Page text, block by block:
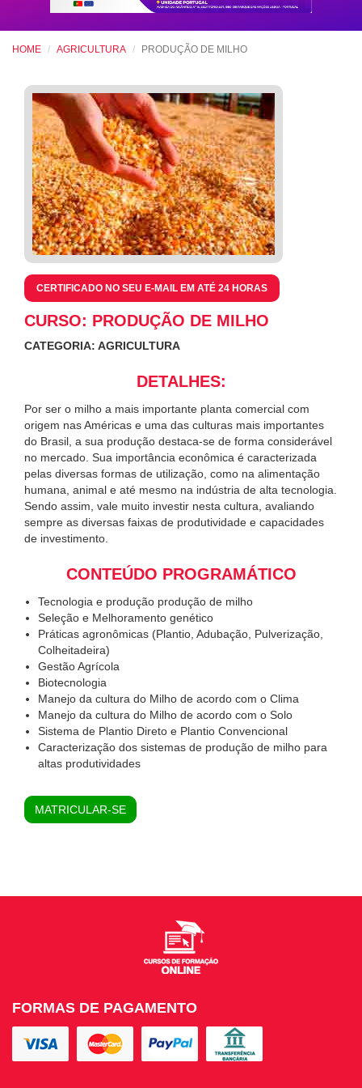
HOME AGRICULTURA PRODUÇÃO DE MILHO
CERTIFICADO NO SEU E-MAIL EM ATÉ 24 HORAS
CURSO: PRODUÇÃO DE MILHO
CATEGORIA: AGRICULTURA
DETALHES:
Por ser o milho a mais importante planta comercial com
origem nas Américas e uma das culturas mais importantes
do Brasil, a sua produção destaca-se de forma considerável
no mercado. Sua importância econômica é caracterizada
pelas diversas formas de utilização, como na alimentação
humana, animal e até mesmo na indústria de alta tecnologia.
Sendo assim, vale muito investir nesta cultura, avaliando
sempre as diversas faixas de produtividade e capacidades
de investimento.
CONTEÚDO PROGRAMÁTICO
Tecnologia e produção produção de milho
Seleção e Melhoramento genético
Práticas agronômicas (Plantio, Adubação, Pulverização,
Colheitadeira)
Gestão Agrícola
Biotecnologia
Manejo da cultura do Milho de acordo com o Clima
Manejo da cultura do Milho de acordo com o Solo
Sistema de Plantio Direto e Plantio Convencional
Caracterização dos sistemas de produção de milho para
altas produtividades
MATRICULAR-SE
FORMAS DE PAGAMENTO